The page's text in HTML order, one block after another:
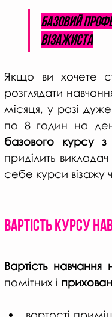
Базовий
візажиста
Якщо ви хочете
розглядати
місяця, у разі
по 8 годин на
базового курсу з
приділить
себе курси візажу
Вартість курсу
Вартість
помітних і